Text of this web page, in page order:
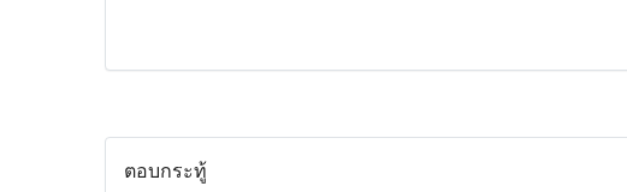
ตอบกระทู้